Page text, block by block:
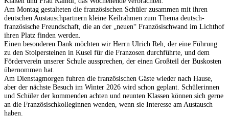
Am Montag gestalteten die französischen Schüler zusammen mit ihren
deutschen Austauschpartnern kleine Keilrahmen zum Thema deutsch-
französische Freundschaft, die an der „neuen“ Französischwand im Lichthof
ihren Platz finden werden.
Einen besonderen Dank möchten wir Herrn Ulrich Reh, der eine Führung
zu den Stolpersteinen in Kusel für die Franzosen durchführte, und dem
Förderverein unserer Schule aussprechen, der einen Großteil der Buskosten
übernommen hat.
Am Dienstagmorgen fuhren die französischen Gäste wieder nach Hause,
aber der nächste Besuch im Winter 2026 wird schon geplant. Schülerinnen
und Schüler der kommenden achten und neunten Klassen können sich gerne
an die Französischkolleginnen wenden, wenn sie Interesse am Austausch
haben.